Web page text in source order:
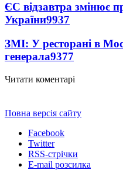
ЄС відзавтра змінює
України9937
ЗМІ: У ресторані в
генерала9377
Читати коментарі
Повна версія сайту
Facebook
Twitter
RSS-стрічки
E-mail розсилка